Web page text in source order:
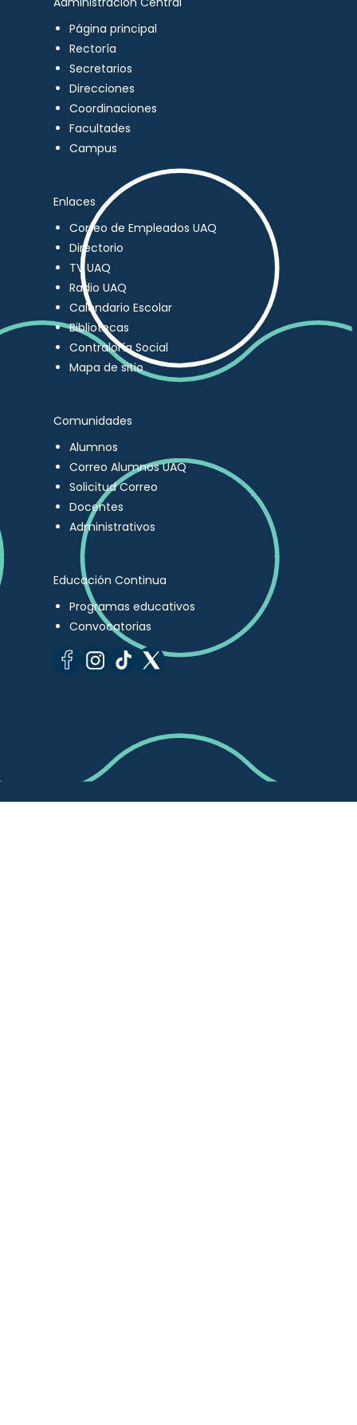
Página principal
Rectoría
Secretarios
Direcciones
Coordinaciones
Facultades
Campus
Enlaces
Correo de Empleados UAQ
Directorio
TV UAQ
Radio UAQ
Calendario Escolar
Bibliotecas
Contraloría Social
Mapa de sitio
Comunidades
Alumnos
Correo Alumnos UAQ
Solicitud Correo
Docentes
Administrativos
Educación Continua
Programas educativos
Convocatorias